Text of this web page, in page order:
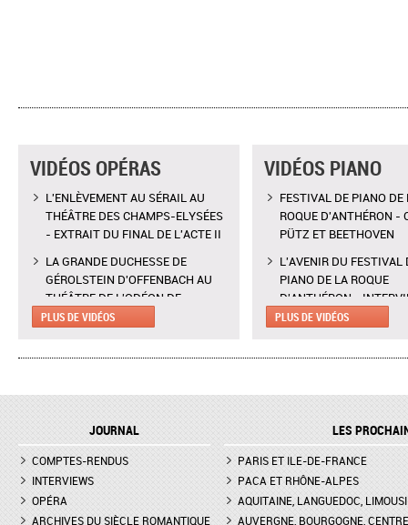
VIDÉOS OPÉRAS
L'ENLÈVEMENT AU SÉRAIL AU
THÉÂTRE DES CHAMPS-ELYSÉES
- EXTRAIT DU FINAL DE L'ACTE II
LA GRANDE DUCHESSE DE
GÉROLSTEIN D'OFFENBACH AU
THÉÂTRE DE L'ODÉON DE
MARSEILLE - EXTRAIT DE "AH !
L'ENLÈVEMENT AU SÉRAIL AU
- INTERVIEW DE MANON
LA GRANDE DUCHESSE DE
GÉROLSTEIN D'OFFENBACH AU
THÉÂTRE DE L'ODÉON DE
MARSEILLE - INTERVIEW D'YVES
COUDRAY, METTEUR EN SCÈN
PLUS DE VIDÉOS
VIDÉOS PIANO
FESTIVAL DE PIANO DE
ROQUE D'ANTHÉRON -
PÜTZ ET BEETHOVEN
L'AVENIR DU FESTIVAL
PIANO DE LA ROQUE
D'ANTHÉRON -
CLAIRE DÉSERT, CO-
MARTINA MEOLA
BUNIATISHVILI AU
D'ANTHÉRON
FESTIVAL DE PIANO DE
ROQUE D'ANTHÉON -
DE LA PRÉSENTATION
PIANOS
PLUS DE VIDÉOS
JOURNAL
COMPTES-RENDUS
INTERVIEWS
OPÉRA
ARCHIVES DU SIÈCLE ROMANTIQUE
LES
PARIS ET ILE-DE-FRANCE
PACA ET RHÔNE-ALPES
AQUITAINE, LANGUEDOC,
AUVERGNE, BOURGOGNE, CENTRE